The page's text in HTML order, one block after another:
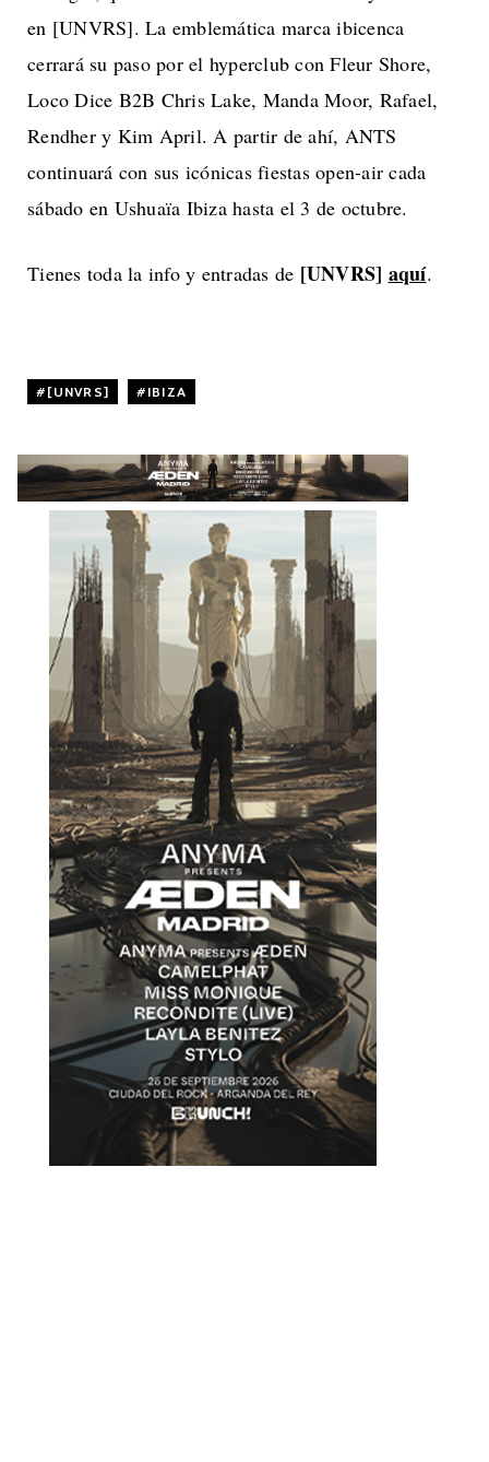
en [UNVRS]. La emblemática marca ibicenca
cerrará su paso por el hyperclub con Fleur Shore,
Loco Dice B2B Chris Lake, Manda Moor, Rafael,
Rendher y Kim April. A partir de ahí, ANTS
continuará con sus icónicas fiestas open-air cada
sábado en Ushuaïa Ibiza hasta el 3 de octubre.
Tienes toda la info y entradas de [UNVRS] aquí.
[UNVRS] IBIZA